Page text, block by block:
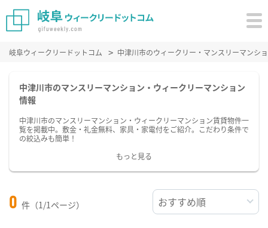
岐阜ウィークリードットコム 中津川市のウィークリー・マンスリーマンシ
中津川市のマンスリーマンション・ウィークリーマンション
情報
中津川市のマンスリーマンション・ウィークリーマンション賃貸物件一
覧を掲載中。敷金・礼金無料、家具・家電付をご紹介。こだわり条件で
の絞込みも簡単！
もっと見る
0 件（1/1ページ）